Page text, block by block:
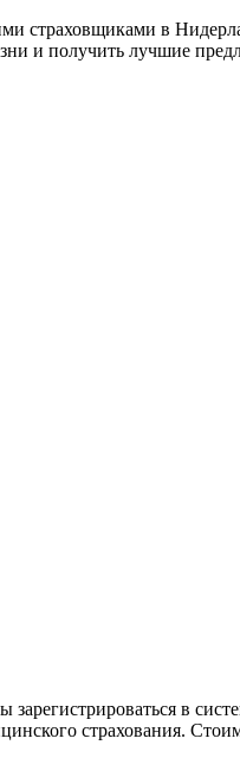
страховщиками в
и получить лучшие
в
страхования.